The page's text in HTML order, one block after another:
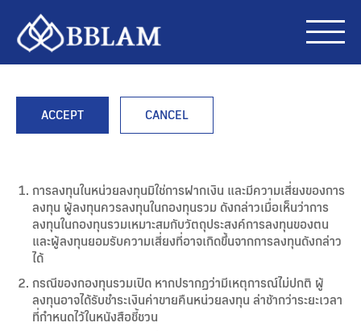
ACCEPT CANCEL
การลงทุนในหน่วยลงทุนมิใช่การฝากเงิน และมีความเสี่ยงของการ
ลงทุน ผู้ลงทุนควรลงทุนในกองทุนรวม ดังกล่าวเมื่อเห็นว่าการ
ลงทุนในกองทุนรวมเหมาะสมกับวัตถุประสงค์การลงทุนของตน
และผู้ลงทุนยอมรับความเสี่ยงที่อาจเกิดขึ้นจากการลงทุนดังกล่าว
ได้
กรณีของกองทุนรวมเปิด หากปรากฏว่ามีเหตุการณ์ไม่ปกติ ผู้
ลงทุนอาจได้รับชำระเงินค่าขายคืนหน่วยลงทุน ล่าช้ากว่าระยะเวลา
ที่กำหนดไว้ในหนังสือชี้ชวน